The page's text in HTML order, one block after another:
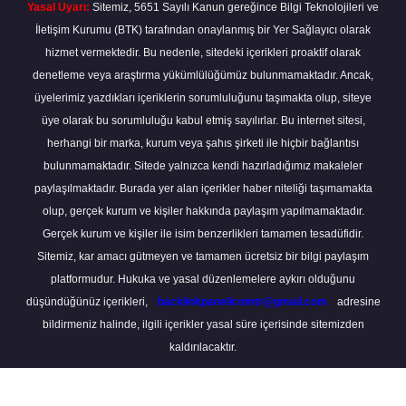
Yasal Uyarı: Sitemiz, 5651 Sayılı Kanun gereğince Bilgi Teknolojileri ve
İletişim Kurumu (BTK) tarafından onaylanmış bir Yer Sağlayıcı olarak
hizmet vermektedir. Bu nedenle, sitedeki içerikleri proaktif olarak
denetleme veya araştırma yükümlülüğümüz bulunmamaktadır. Ancak,
üyelerimiz yazdıkları içeriklerin sorumluluğunu taşımakta olup, siteye
üye olarak bu sorumluluğu kabul etmiş sayılırlar. Bu internet sitesi,
herhangi bir marka, kurum veya şahıs şirketi ile hiçbir bağlantısı
bulunmamaktadır. Sitede yalnızca kendi hazırladığımız makaleler
paylaşılmaktadır. Burada yer alan içerikler haber niteliği taşımamakta
olup, gerçek kurum ve kişiler hakkında paylaşım yapılmamaktadır.
Gerçek kurum ve kişiler ile isim benzerlikleri tamamen tesadüfidir.
Sitemiz, kar amacı gütmeyen ve tamamen ücretsiz bir bilgi paylaşım
platformudur. Hukuka ve yasal düzenlemelere aykırı olduğunu
düşündüğünüz içerikleri,
backlinkpanelicomtr@gmail.com
adresine
bildirmeniz halinde, ilgili içerikler yasal süre içerisinde sitemizden
kaldırılacaktır.